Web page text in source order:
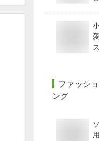
ファッシ
ング